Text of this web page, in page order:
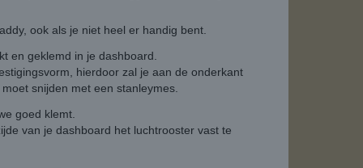
ook als je niet heel er handig bent.
en geklemd in je dashboard.
hierdoor zal je aan de onderkant
snijden met een stanleymes.
goed klemt.
van je dashboard het luchtrooster vast te